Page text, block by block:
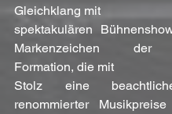
Gleichklang mit
spektakulären
Markenzeichen der
Formation, die mit
Stolz eine
renommierter